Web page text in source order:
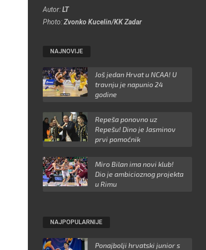
Autor:LT
Photo:Zvonko Kucelin/KK Zadar
NAJNOVIJE
Još jedan Hrvat u NCAA! U
travnju je napunio 24
godine
Repeša ponovno uz
Repešu! Dino je Jasminov
prvi pomoćnik
Miro Bilan ima novi klub!
Dio je ambicioznog projekta
u Rimu
NAJPOPULARNIJE
Ponajbolji hrvatski junior s